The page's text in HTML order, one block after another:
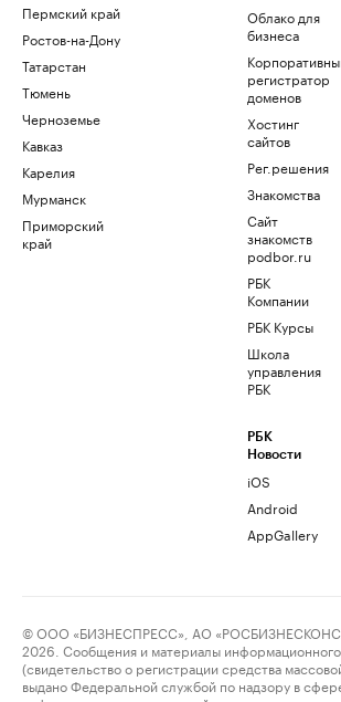
Пермский край
Ростов-на-Дону
Татарстан
Тюмень
Черноземье
Кавказ
Карелия
Мурманск
Приморский
край
Облако для
бизнеса
регистратор
доменов
Хостинг
сайтов
Рег.решения
Знакомства
Сайт
знакомств
podbor.ru
РБК
Компании
РБК Курсы
Школа
управления
РБК
РБК
Новости
iOS
Android
AppGallery
© ООО «БИЗНЕСПРЕСС», АО
2026. Сообщения и материалы информационного
(свидетельство о регистрации средства
выдано Федеральной службой по надзору в